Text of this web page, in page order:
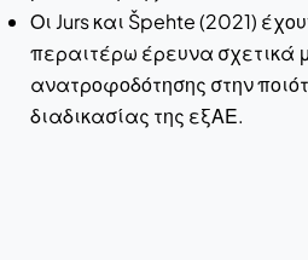
Οι Jurs και Špehte (2021)
περαιτέρω έρευνα σχετικά
ανατροφοδότησης στην
διαδικασίας της εξΑΕ.